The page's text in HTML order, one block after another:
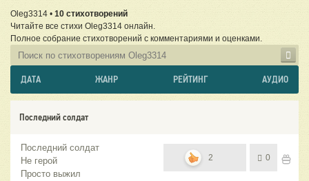
Oleg3314 • 10 стихотворений
Читайте все стихи Oleg3314 онлайн.
Полное собрание стихотворений с комментариями и оценками.
ДАТА ЖАНР РЕЙТИНГ АУДИО
Последний солдат
Последний солдат
Не герой
Просто выжил
2 0